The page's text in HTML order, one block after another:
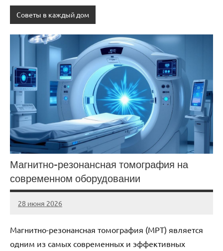
Советы в каждый дом
Магнитно-резонансная томография на
современном оборудовании
28 июня 2026
Avtor
Нет
Магнитно-резонансная томография (МРТ) является
одним из самых современных и эффективных